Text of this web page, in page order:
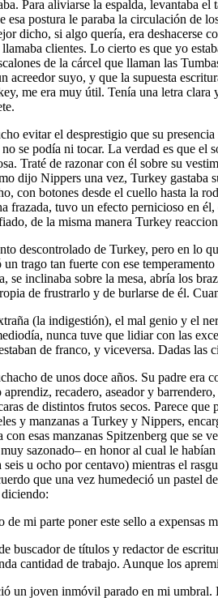
Para aliviarse la espalda, levantaba
postura le paraba la circulación de
dicho, si algo quería, era deshacerse
clientes. Lo cierto es que yo
de la cárcel que llaman las
acreedor suyo, y que la supuesta
me era muy útil. Tenía una letra
evitar el desprestigio que su
se podía ni tocar. La verdad es que
Traté de razonar con él sobre su
dijo Nippers una vez, Turkey
con botones desde el cuello hasta la
frazada, tuvo un efecto pernicioso en
de la misma manera Turkey
descontrolado de Turkey, pero en lo
trago tan fuerte con ese
se inclinaba sobre la mesa, abría los
de frustrarlo y de burlarse de él.
(la indigestión), el mal genio y el
nunca tuve que lidiar con las
de franco, y viceversa. Dadas las
de unos doce años. Su padre era
recadero, aseador y
de distintos frutos secos. Parece
y manzanas a Turkey y Nippers,
con esas manzanas Spitzenberg que
sazonado– en honor al cual le
u ocho por centavo) mientras el
que una vez humedeció un pastel
mi parte poner este sello a expensas
buscador de títulos y redactor de
cantidad de trabajo. Aunque los
un joven inmóvil parado en mi